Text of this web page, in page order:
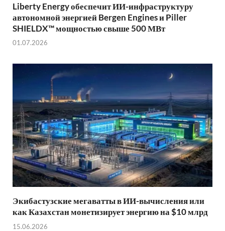
Liberty Energy обеспечит ИИ-инфраструктуру
автономной энергией Bergen Engines и Piller
SHIELDX™ мощностью свыше 500 МВт
01.07.2026
Экибастузские мегаватты в ИИ-вычисления или
как Казахстан монетизирует энергию на $10 млрд
15.06.2026